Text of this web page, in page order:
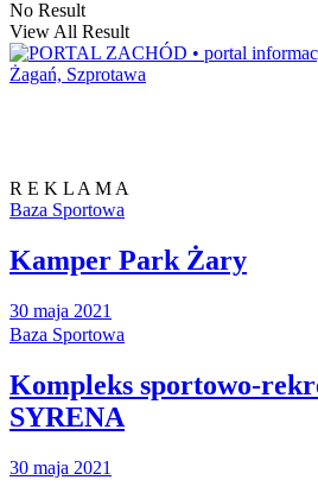
No Result
View All Result
R E K L A M A
Baza Sportowa
Kamper Park Żary
30 maja 2021
Baza Sportowa
Kompleks sportowo-
SYRENA
30 maja 2021